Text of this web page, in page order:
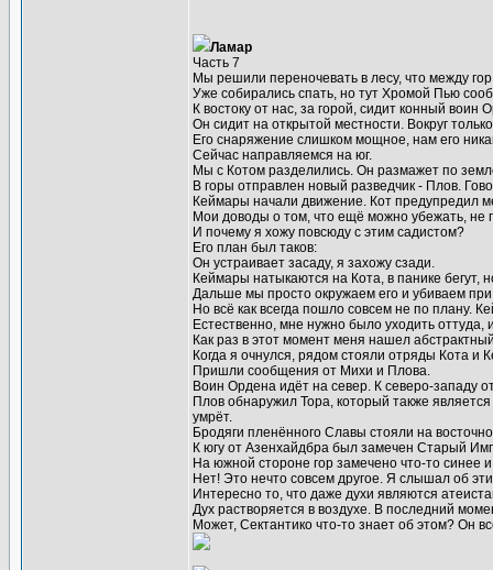
Ламар
Часть 7
Мы решили переночевать в лесу, что между
Уже собирались спать, но тут Хромой Пью
К востоку от нас, за горой, сидит конный
Он сидит на открытой местности. Вокруг
Его снаряжение слишком мощное, нам его
Сейчас направляемся на юг.
Мы с Котом разделились. Он размажет по
В горы отправлен новый разведчик - Плов.
Кеймары начали движение. Кот предупредил
Мои доводы о том, что ещё можно убежать, не
И почему я хожу повсюду с этим садистом?
Его план был таков:
Он устраивает засаду, я захожу сзади.
Кеймары натыкаются на Кота, в панике бегут,
Дальше мы просто окружаем его и убиваем
Но всё как всегда пошло совсем не по плану.
Естественно, мне нужно было уходить оттуда,
Как раз в этот момент меня нашел
Когда я очнулся, рядом стояли отряды Кота
Пришли сообщения от Михи и Плова.
Воин Ордена идёт на север. К северо-западу
Плов обнаружил Тора, который также
умрёт.
Бродяги пленённого Славы стояли на
К югу от Азенхайдбра был замечен Старый
На южной стороне гор замечено что-то синее
Нет! Это нечто совсем другое. Я слышал об
Интересно то, что даже духи являются
Дух растворяется в воздухе. В последний
Может, Сектантико что-то знает об этом? Он